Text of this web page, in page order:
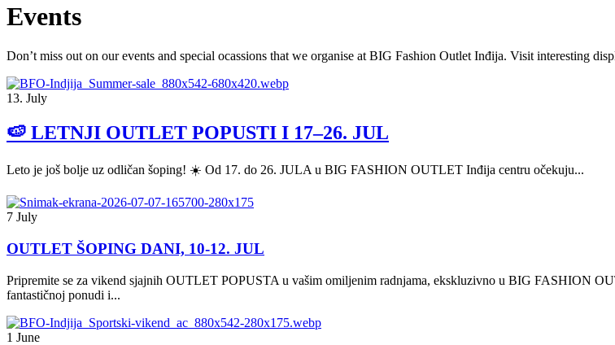
Events
Don’t miss out on our events and special ocassions that we organise at BIG Fashion Outlet Inđija. Visit interesting
13. July
🍉 LETNJI OUTLET POPUSTI I 17–26. JUL
Leto je još bolje uz odličan šoping! ☀️ Od 17. do 26. JULA u BIG FASHION OUTLET Inđija centru očekuju...
7 July
OUTLET ŠOPING DANI, 10-12. JUL
Pripremite se za vikend sjajnih OUTLET POPUSTA u vašim omiljenim radnjama, ekskluzivno u BIG FASHION
fantastičnoj ponudi i...
1 June